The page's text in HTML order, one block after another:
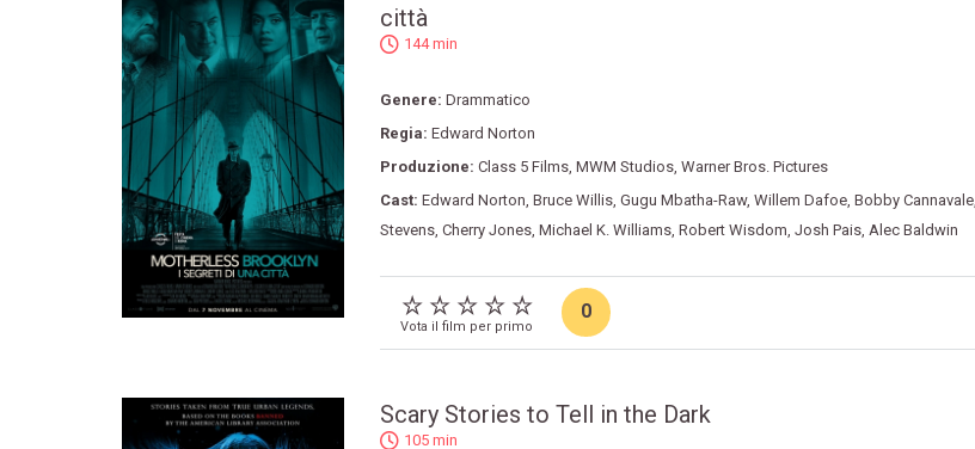
città
144 min
Genere: Drammatico
Regia: Edward Norton
Produzione: Class 5 Films, MWM Studios, Warner Bros. Pictures
Cast: Edward Norton Bruce Willis, Gugu Mbatha-Raw, Willem Dafoe, Bobby Cannavale,
Stevens, Cherry Jones, Michael K. Williams, Robert Wisdom Josh Pais, Alec Baldwin
Vota il film per primo
0
Scary Stories to Tell in the Dark
105 min